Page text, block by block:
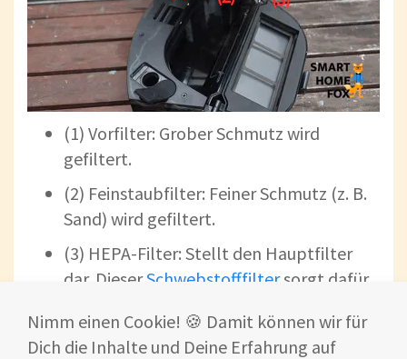
(1) Vorfilter: Grober Schmutz wird
gefiltert.
(2) Feinstaubfilter: Feiner Schmutz (z. B.
Sand) wird gefiltert.
(3) HEPA-Filter: Stellt den Hauptfilter
dar. DieserSchwebstofffiltersorgt dafür,
aus der Atemluft herausgefiltert werden.
Nimm einen Cookie! 🍪 Damit können wir für
Dich die Inhalte und Deine Erfahrung auf